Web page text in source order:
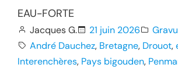
EAU-FORTE
Jacques G. 21 juin 2026
André Dauchez, Bretagne, Drouot,
Interenchères, Pays bigouden,